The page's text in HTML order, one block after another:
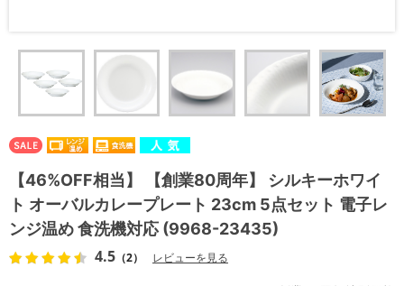
【46%OFF相当】 【創業80周年】 シルキーホワイ
ト オーバルカレープレート 23cm 5点セット 電子レ
ンジ温め 食洗機対応 (9968-23435)
4.5 （2） レビューを見る